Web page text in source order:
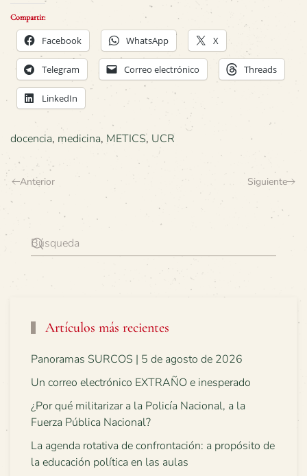
Compartir:
Facebook WhatsApp X
Telegram Correo electrónico Threads
LinkedIn
docencia, medicina, METICS, UCR
Anterior Siguiente
Artículos más recientes
Panoramas SURCOS | 5 de agosto de 2026
Un correo electrónico EXTRAÑO e inesperado
¿Por qué militarizar a la Policía Nacional, a la
Fuerza Pública Nacional?
La agenda rotativa de confrontación: a propósito de
la educación política en las aulas